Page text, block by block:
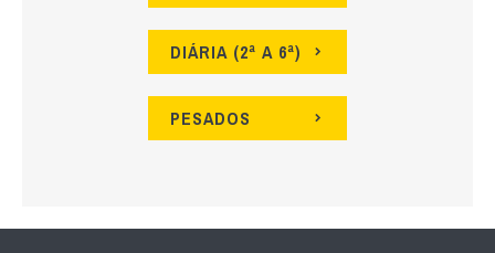
DIÁRIA (2ª A 6ª)
PESADOS